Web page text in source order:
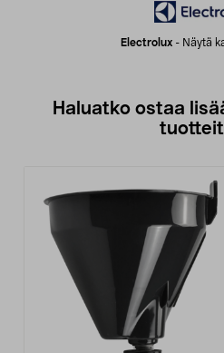
Electrolux - Näytä
Haluatko ostaa